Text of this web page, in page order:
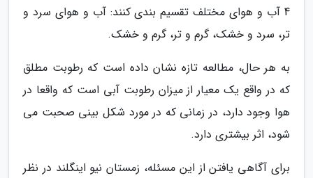
4 آب و هوای مختلف تقسیم بندی کنند: آب و هوای سرد و
تر، سرد و خشک، گرم و تر، گرم و خشک.
به هر حال، مطالعه تازه نشان داده است که رطوبت مطلق
که در واقع یک معیار از میزان رطوبت آبی است که واقعا در
هوا وجود دارد، در زمانی که در مورد شکل بینی صحبت می
شود، اثر بیشتری دارد.
برای آگاهی یافتن از این مسئله، زمستان نیو اینگلند در نظر